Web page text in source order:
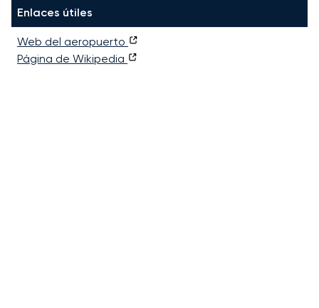
Enlaces útiles
Web del aeropuerto
Página de Wikipedia